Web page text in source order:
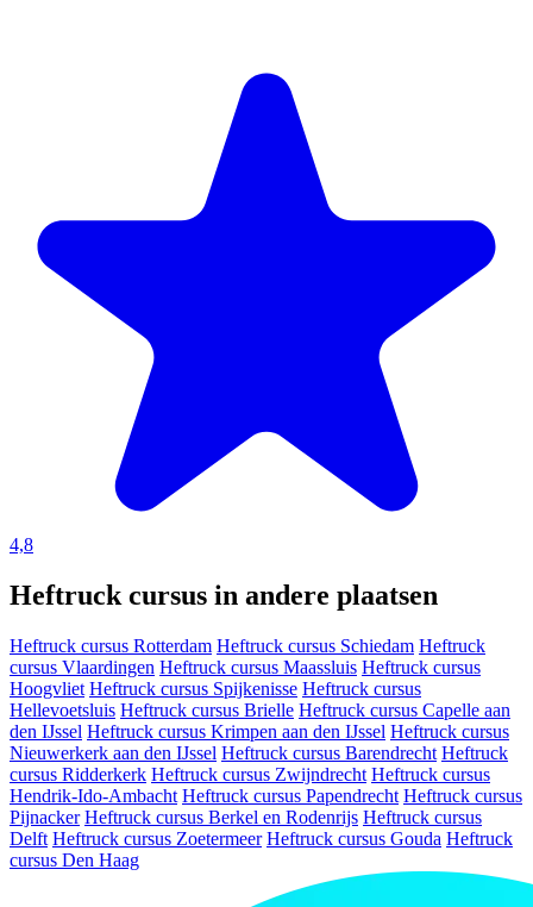
4,8
Heftruck cursus in andere plaatsen
Heftruck cursus Rotterdam Heftruck cursus Schiedam Heftruck
cursus Vlaardingen Heftruck cursus Maassluis Heftruck cursus
Hoogvliet Heftruck cursus Spijkenisse Heftruck cursus
Hellevoetsluis Heftruck cursus Brielle Heftruck cursus Capelle aan
den IJssel Heftruck cursus Krimpen aan den IJssel Heftruck cursus
Nieuwerkerk aan den IJssel Heftruck cursus Barendrecht Heftruck
cursus Ridderkerk Heftruck cursus Zwijndrecht Heftruck cursus
Hendrik-Ido-Ambacht Heftruck cursus Papendrecht Heftruck cursus
Pijnacker Heftruck cursus Berkel en Rodenrijs Heftruck cursus
Delft Heftruck cursus Zoetermeer Heftruck cursus Gouda Heftruck
cursus Den Haag